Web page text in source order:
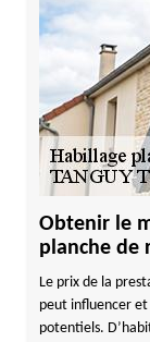
Obtenir le
planche de
Le prix de la
peut influencer et
potentiels.